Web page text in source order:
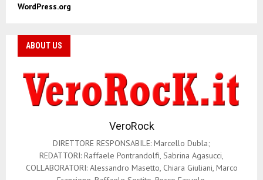
WordPress.org
ABOUT US
VeroRock
DIRETTORE RESPONSABILE: Marcello Dubla;
REDATTORI: Raffaele Pontrandolfi, Sabrina Agasucci,
COLLABORATORI: Alessandro Masetto, Chiara Giuliani, Marco